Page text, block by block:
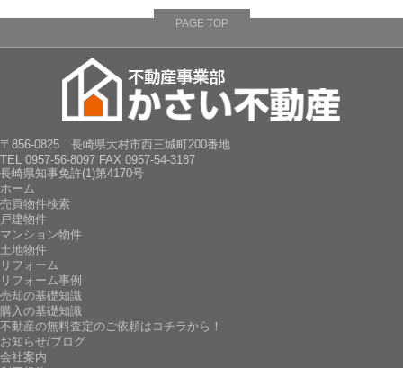
PAGE TOP
〒856-0825 長崎県大村市西三城町200番地
TEL 0957-56-8097 FAX 0957-54-3187
長崎県知事免許(1)第4170号
ホーム
売買物件検索
戸建物件
マンション物件
土地物件
リフォーム
リフォーム事例
売却の基礎知識
購入の基礎知識
不動産の無料査定のご依頼はコチラから！
お知らせ/ブログ
会社案内